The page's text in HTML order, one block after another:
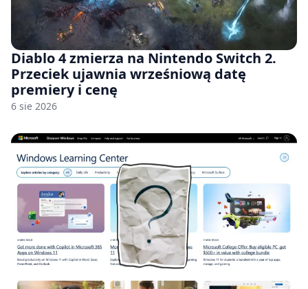
Diablo 4 zmierza na Nintendo Switch 2.
Przeciek ujawnia wrześniową datę
premiery i cenę
6 sie 2026